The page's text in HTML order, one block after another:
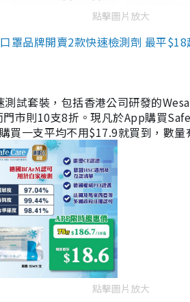
點擊圖片放大
罩品牌開賣2款快速檢測劑 最平
試套裝，包括香港公司研發的
市則10支8折。現凡於App購買
買一支平均不用$17.9就買到，數量
點擊圖片放大